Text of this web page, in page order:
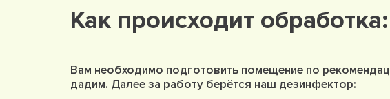
Как происходит обработка:
Вам необходимо подготовить помещение по
дадим. Далее за работу берётся наш дезинфектор: